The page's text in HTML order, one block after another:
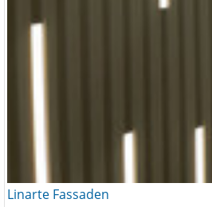
Linarte Fassaden